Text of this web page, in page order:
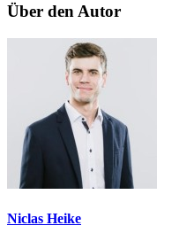
Über den Autor
Niclas Heike